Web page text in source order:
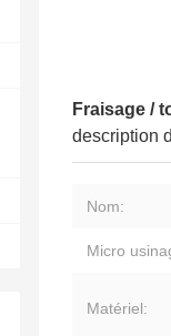
Fraisage /
description
Nom:
Micro
Matériel: